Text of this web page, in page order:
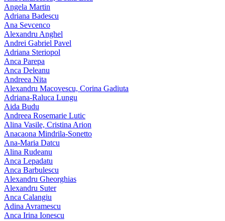
Angela Martin
Adriana Badescu
Ana Sevcenco
Alexandru Anghel
Andrei Gabriel Pavel
Adriana Steriopol
Anca Parepa
Anca Deleanu
Andreea Nita
Alexandru Macovescu, Corina Gadiuta
Adriana-Raluca Lungu
Aida Budu
Andreea Rosemarie Lutic
Alina Vasile, Cristina Arion
Anacaona Mindrila-Sonetto
Ana-Maria Datcu
Alina Rudeanu
Anca Lepadatu
Anca Barbulescu
Alexandru Gheorghias
Alexandru Suter
Anca Calangiu
Adina Avramescu
Anca Irina Ionescu